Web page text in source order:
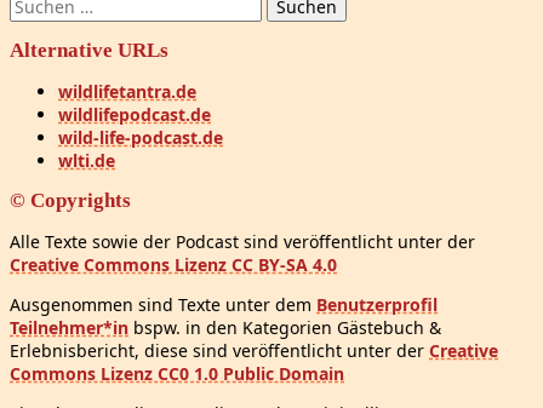
nach:
Alternative URLs
wildlifetantra.de
wildlifepodcast.de
wild-life-podcast.de
wlti.de
© Copyrights
Alle Texte sowie der Podcast sind veröffentlicht unter der
Creative Commons Lizenz CC BY-SA 4.0
Ausgenommen sind Texte unter dem Benutzerprofil
Teilnehmer*in bspw. in den Kategorien Gästebuch &
Erlebnisbericht, diese sind veröffentlicht unter der Creative
Commons Lizenz CC0 1.0 Public Domain